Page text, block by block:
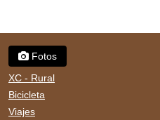
Fotos
XC - Rural
Bicicleta
Viajes